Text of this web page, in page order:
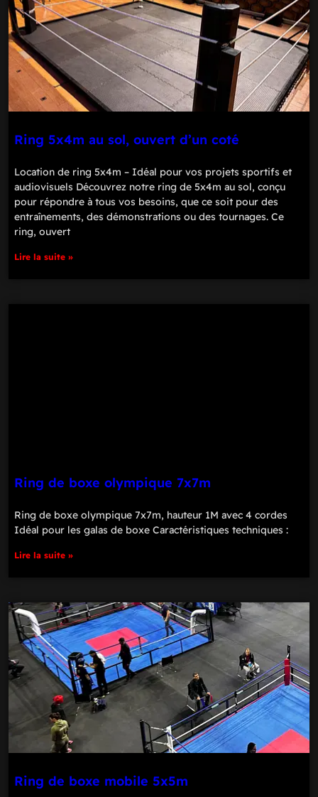
Ring 5x4m au sol, ouvert d’un coté
Location de ring 5x4m – Idéal pour vos projets sportifs et
audiovisuels Découvrez notre ring de 5x4m au sol, conçu
pour répondre à tous vos besoins, que ce soit pour des
entraînements, des démonstrations ou des tournages. Ce
ring, ouvert
Lire la suite »
Ring de boxe olympique 7x7m
Ring de boxe olympique 7x7m, hauteur 1M avec 4 cordes
Idéal pour les galas de boxe Caractéristiques techniques :
Lire la suite »
Ring de boxe mobile 5x5m